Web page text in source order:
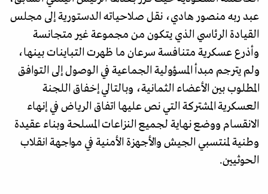
عبد ربه منصور هادي، نقل صلاحياته الدستورية إلى مجلس
القيادة الرئاسي الذي يتكون من مجموعة غير متجانسة
وأذرع عسكرية متنافسة سرعان ما ظهرت التباينات بينها،
ولم يترجم مبدأ المسؤولية الجماعية في الوصول إلى التوافق
المطلوب بين الأعضاء الثمانية، وبالتالي إخفاق اللجنة
العسكرية المشتركة التي نص عليها اتفاق الرياض في إنهاء
الانقسام ووضع نهاية لجميع النزاعات المسلحة وبناء عقيدة
وطنية لمنتسبي الجيش والأجهزة الأمنية في مواجهة انقلاب
الحوثيين.